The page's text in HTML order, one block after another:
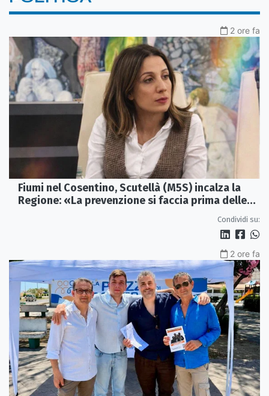
2 ore fa
Fiumi nel Cosentino, Scutellà (M5S) incalza la
Regione: «La prevenzione si faccia prima delle
Condividi su:
2 ore fa